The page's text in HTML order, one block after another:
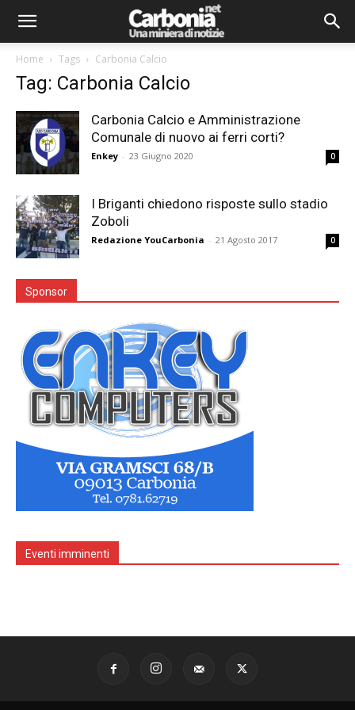
Home Tags Carbonia Calcio
Tag: Carbonia Calcio
Carbonia Calcio e Amministrazione
Comunale di nuovo ai ferri corti?
Enkey - 23 Giugno 2020 0
I Briganti chiedono risposte sullo stadio
Zoboli
Redazione YouCarbonia - 21 Agosto 2017 0
Sponsor
Eventi imminenti